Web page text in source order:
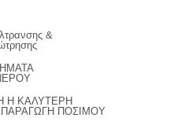
&
Η ΚΑΛΥΤΕΡΗ
ΠΑΡΑΓΩΓΗ ΠΟΣΙΜΟΥ